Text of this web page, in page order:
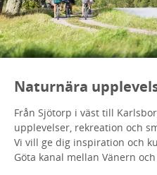
Naturnära
Från Sjötorp i väst till
upplevelser, rekreation och
Vi vill ge dig inspiration och
Göta kanal mellan Vänern